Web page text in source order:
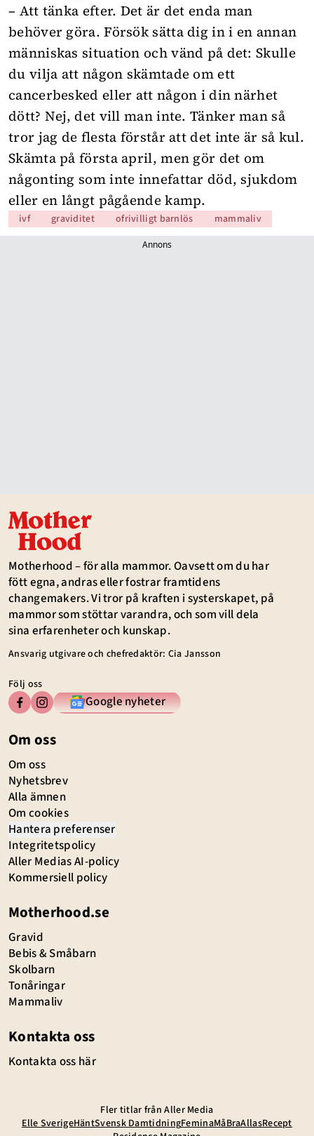
– Att tänka efter. Det är det enda man
behöver göra. Försök sätta dig in i en annan
människas situation och vänd på det: Skulle
du vilja att någon skämtade om ett
cancerbesked eller att någon i din närhet
dött? Nej, det vill man inte. Tänker man så
tror jag de flesta förstår att det inte är så kul.
Skämta på första april, men gör det om
någonting som inte innefattar död, sjukdom
eller en långt pågående kamp.
ivf graviditet ofrivilligt barnlös mammaliv
Annons
Motherhood – för alla mammor. Oavsett om du har
fött egna, andras eller fostrar framtidens
changemakers. Vi tror på kraften i systerskapet, på
mammor som stöttar varandra, och som vill dela
sina erfarenheter och kunskap.
Ansvarig utgivare och chefredaktör: Cia Jansson
Följ oss
Google nyheter
Om oss
Om oss
Nyhetsbrev
Alla ämnen
Om cookies
Hantera preferenser
Integritetspolicy
Aller Medias AI-policy
Kommersiell policy
Motherhood.se
Gravid
Bebis & Småbarn
Skolbarn
Tonåringar
Mammaliv
Kontakta oss
Kontakta oss här
Fler titlar från Aller Media
Elle SverigeHäntSvensk DamtidningFeminaMåBraAllasRecept